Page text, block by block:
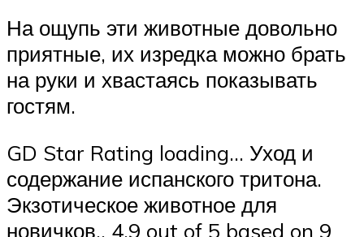
На ощупь эти животные довольно
приятные, их изредка можно брать
на руки и хвастаясь показывать
гостям.
GD Star Rating loading… Уход и
содержание испанского тритона.
Экзотическое животное для
новичков., 4.9 out of 5 based on 9